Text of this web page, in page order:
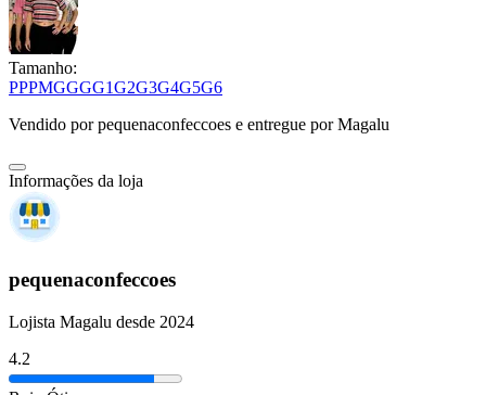
Tamanho:
PPPMGGGG1G2G3G4G5G6
Vendido porpequenaconfeccoes e entregue por Magalu
Informações da loja
pequenaconfeccoes
Lojista Magalu desde 2024
4.2